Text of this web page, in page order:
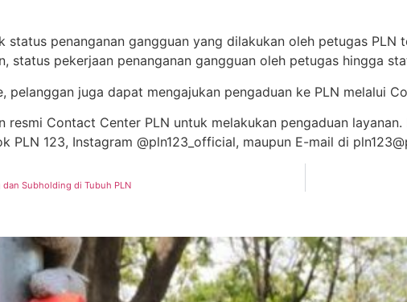
status penanganan gangguan yang dilakukan oleh petugas
status pekerjaan penanganan gangguan oleh petugas hingga
pelanggan juga dapat mengajukan pengaduan ke PLN melalui
resmi Contact Center PLN untuk melakukan pengaduan
PLN 123, Instagram @pln123_official, maupun E-mail di
Subholding di Tubuh PLN